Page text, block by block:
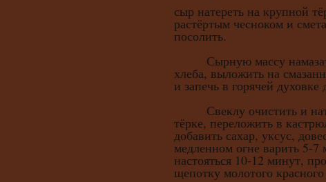
сыр натереть на крупной
растёртым чесноком и
посолить.
Сырную массу
хлеба, выложить на
и запечь в горячей
Свеклу очистить и
тёрке, переложить в
добавить сахар, уксус,
медленном огне варить 5-7
настояться 10-12 минут,
щепотку молотого